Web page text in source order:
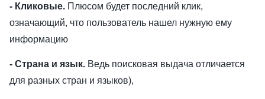
- Кликовые. Плюсом будет последний клик,
означающий, что пользователь нашел нужную ему
информацию
- Страна и язык. Ведь поисковая выдача отличается
для разных стран и языков),